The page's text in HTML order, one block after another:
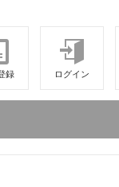
録 ログイン